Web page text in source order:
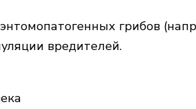
грибов
вредителей.